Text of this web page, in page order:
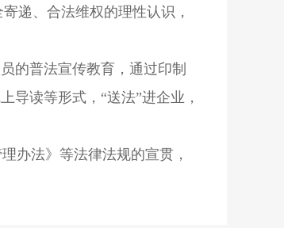
递、合法维权的理性认识，
的普法宣传教育，通过印制
导读等形式，“送法”进企业，
办法》等法律法规的宣贯，